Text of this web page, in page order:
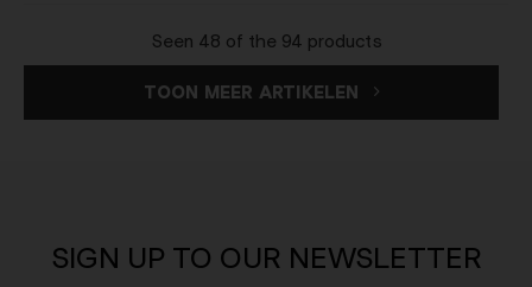
Seen 48 of the 94 products
TOON MEER ARTIKELEN
SIGN UP TO OUR NEWSLETTER